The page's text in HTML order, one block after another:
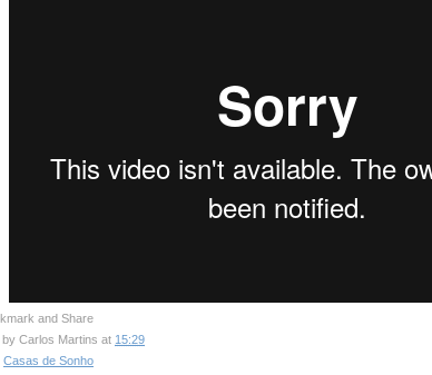
by Carlos Martins at 15:29
Casas de Sonho